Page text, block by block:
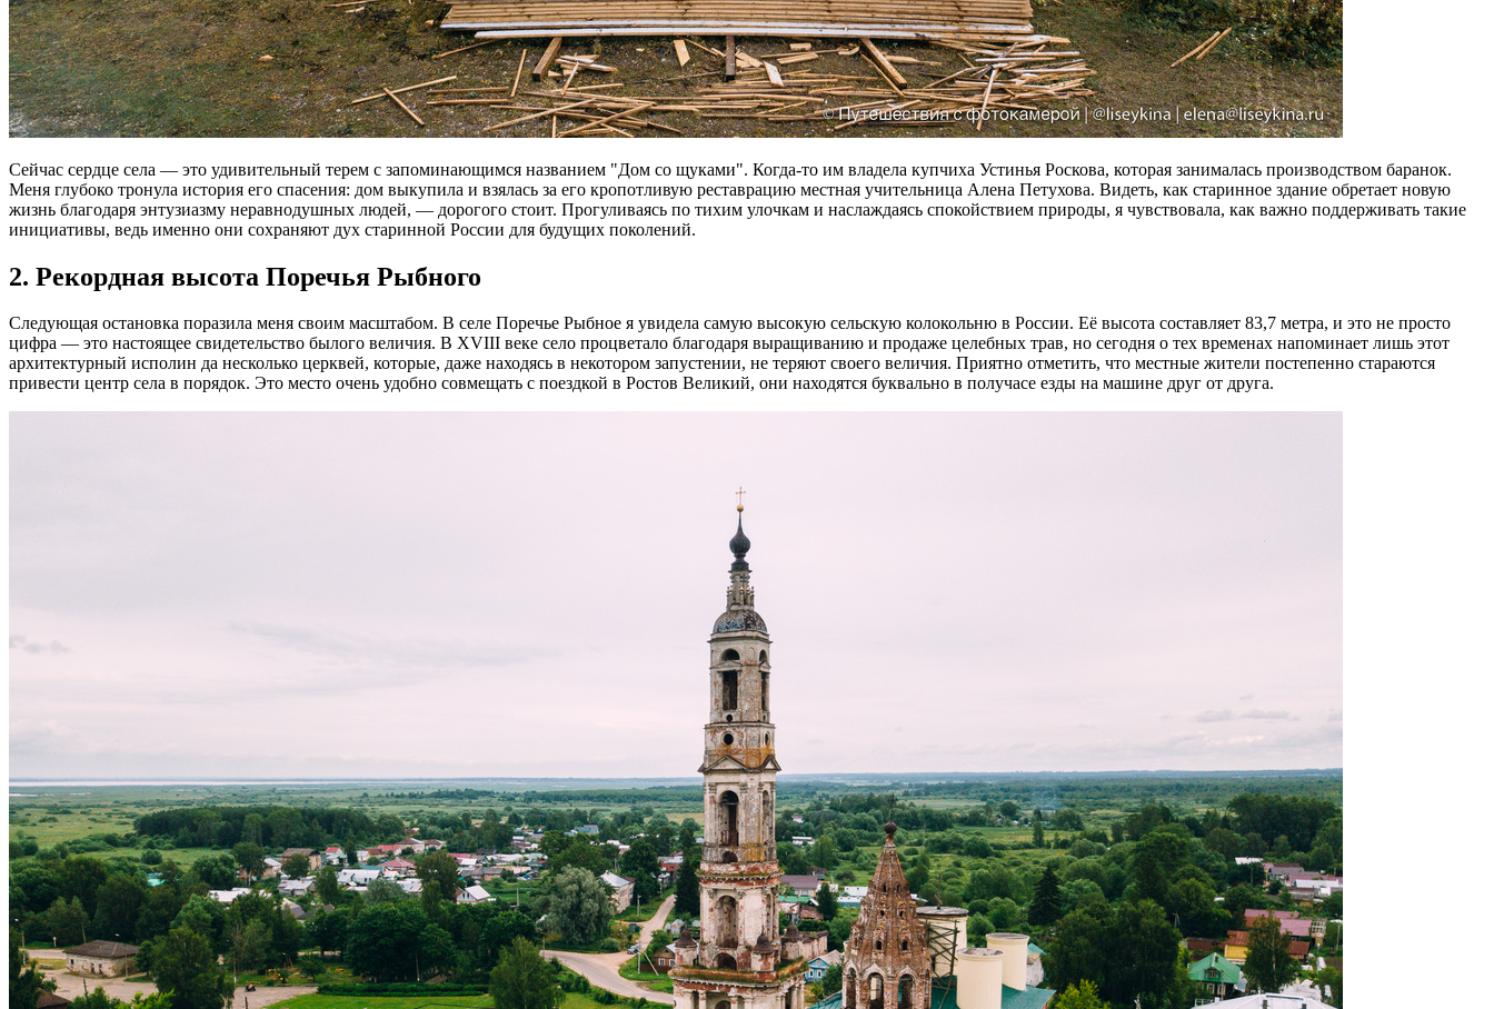
Сейчас сердце села — это удивительный терем с запоминающимся названием "Дом со щуками". Когда-то им владела купчиха Устинья Роскова, которая занималась производством баранок.
Меня глубоко тронула история его спасения: дом выкупила и взялась за его кропотливую реставрацию местная учительница Алена Петухова. Видеть, как старинное здание обретает новую
жизнь благодаря энтузиазму неравнодушных людей, — дорогого стоит. Прогуливаясь по тихим улочкам и наслаждаясь спокойствием природы, я чувствовала, как важно поддерживать такие
инициативы, ведь именно они сохраняют дух старинной России для будущих поколений.
2. Рекордная высота Поречья Рыбного
Следующая остановка поразила меня своим масштабом. В селе Поречье Рыбное я увидела самую высокую сельскую колокольню в России. Её высота составляет 83,7 метра, и это не просто
цифра — это настоящее свидетельство былого величия. В XVIII веке село процветало благодаря выращиванию и продаже целебных трав, но сегодня о тех временах напоминает лишь этот
архитектурный исполин да несколько церквей, которые, даже находясь в некотором запустении, не теряют своего величия. Приятно отметить, что местные жители постепенно стараются
привести центр села в порядок. Это место очень удобно совмещать с поездкой в Ростов Великий, они находятся буквально в получасе езды на машине друг от друга.